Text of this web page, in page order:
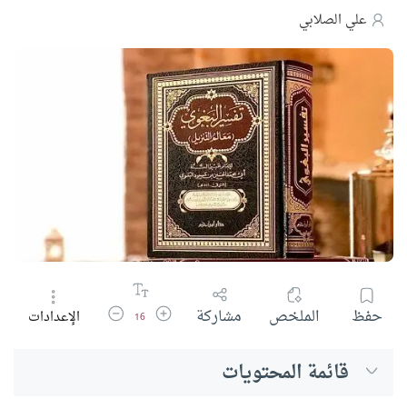
علي الصلابي
حفظ الملخص مشاركة زيادة حجم الخط
16 تقليل حجم الخط
الإعدادات
قائمة المحتويات